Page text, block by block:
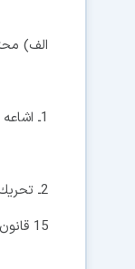
الف)
1ـ اشاعه فحشاء و منكرات ( بند 2 ماده 6 قانون مطبوعات)
2ـ
15 قانون جرايم رايانه اي و ماده 649 قانون مجازات اسلامي)